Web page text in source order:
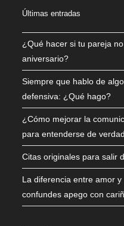
Últimas entradas
¿Qué hacer si tu pareja
aniversario?
Siempre que hablo de
defensiva: ¿Qué hago?
¿Cómo mejorar la
para entenderse de verdad
Citas originales para salir
La diferencia entre amor
confundes apego con